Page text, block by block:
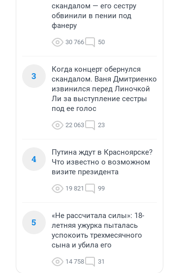
скандалом — его сестру
обвинили в пении под
фанеру
30 766 50
3
Когда концерт обернулся
скандалом. Ваня Дмитриенко
извинился перед Линочкой
Ли за выступление сестры
под ее голос
22 063 23
4
Путина ждут в Красноярске?
Что известно о возможном
визите президента
19 821 99
5
«Не рассчитала силы»: 18-
летняя ужурка пыталась
успокоить трехмесячного
сына и убила его
14 758 31